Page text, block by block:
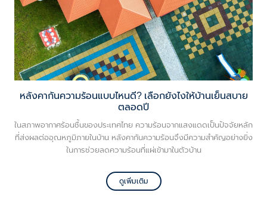
หลังคากันความร้อนแบบไหนดี? เลือกยังไงให้บ้านเย็นสบาย
ตลอดปี
ในสภาพอากาศร้อนชื้นของประเทศไทย ความร้อนจากแสงแดดเป็นปัจจัยหลัก
ที่ส่งผลต่ออุณหภูมิภายในบ้าน หลังคากันความร้อนจึงมีความสำคัญอย่างยิ่ง
ในการช่วยลดความร้อนที่แผ่เข้ามาในตัวบ้าน
ดูเพิ่มเติม